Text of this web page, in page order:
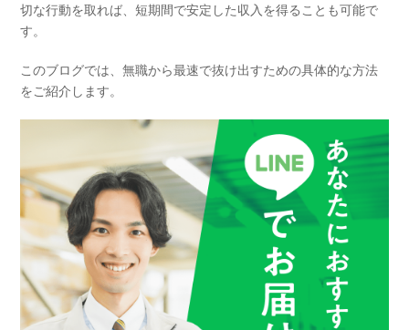
切な行動を取れば、短期間で安定した収入を得ることも可能で
す。
このブログでは、無職から最速で抜け出すための具体的な方法
をご紹介します。